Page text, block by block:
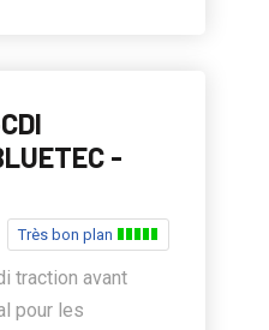
-
Très bon plan
traction avant
pour les